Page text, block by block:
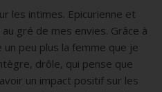
les intimes. Epicurienne et
gré de mes envies. Grâce à
peu plus la femme que je
drôle, qui pense que
un impact positif sur les